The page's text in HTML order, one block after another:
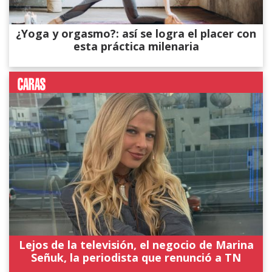
¿Yoga y orgasmo?: así se logra el placer con
esta práctica milenaria
Lejos de la televisión, el negocio de Marina
Señuk, la periodista que renunció a TN